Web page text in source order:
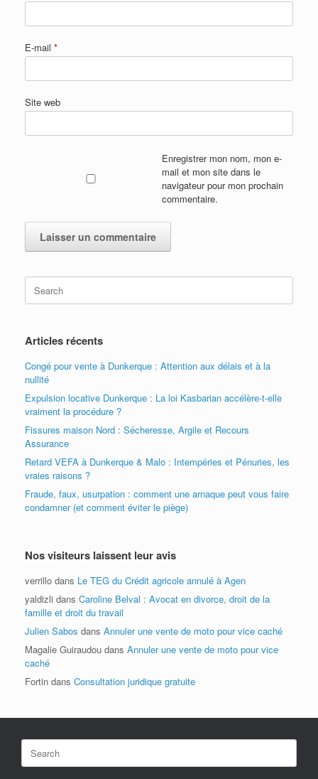
E-mail *
Site web
Enregistrer mon nom, mon e-
mail et mon site dans le
navigateur pour mon prochain
commentaire.
Search
for:
Articles récents
Congé pour vente à Dunkerque : Attention aux délais et à la
nullité
Expulsion locative Dunkerque : La loi Kasbarian accélère-t-elle
vraiment la procédure ?
Fissures maison Nord : Sécheresse, Argile et Recours
Assurance
Retard VEFA à Dunkerque & Malo : Intempéries et Pénuries, les
vraies raisons ?
Fraude, faux, usurpation : comment une arnaque peut vous faire
condamner (et comment éviter le piège)
Nos visiteurs laissent leur avis
verrillo dans Le TEG du Crédit agricole annulé à Agen
yaldizli dans Caroline Belval : Avocat en divorce, droit de la
famille et droit du travail
Julien Sabos dans Annuler une vente de moto pour vice caché
Magalie Guiraudou dans Annuler une vente de moto pour vice
caché
Fortin dans Consultation juridique gratuite
Search
for: